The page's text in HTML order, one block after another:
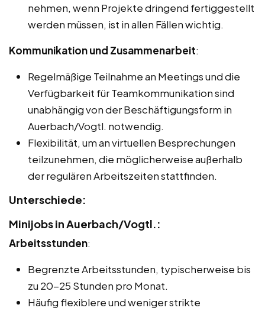
nehmen, wenn Projekte dringend fertiggestellt
werden müssen, ist in allen Fällen wichtig.
Kommunikation und Zusammenarbeit:
Regelmäßige Teilnahme an Meetings und die
Verfügbarkeit für Teamkommunikation sind
unabhängig von der Beschäftigungsform in
Auerbach/Vogtl. notwendig.
Flexibilität, um an virtuellen Besprechungen
teilzunehmen, die möglicherweise außerhalb
der regulären Arbeitszeiten stattfinden.
Unterschiede:
Minijobs in Auerbach/Vogtl.:
Arbeitsstunden:
Begrenzte Arbeitsstunden, typischerweise bis
zu 20-25 Stunden pro Monat.
Häufig flexiblere und weniger strikte